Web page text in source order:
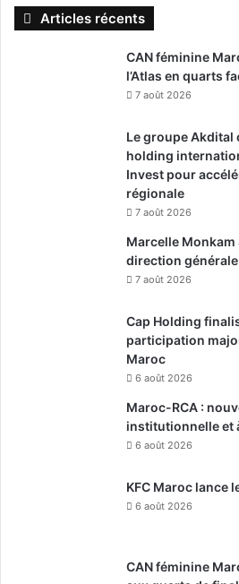
Articles récents
CAN féminine
l’Atlas en quarts
7 août 2026
Le groupe Akdital
holding
Invest pour
régionale
7 août 2026
Marcelle
direction
7 août 2026
Cap Holding
participation
Maroc
6 août 2026
Maroc-RCA :
institutionnelle et
6 août 2026
KFC Maroc lance
6 août 2026
CAN féminine